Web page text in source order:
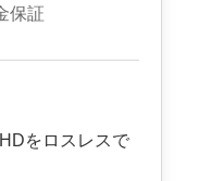
保証
をロスレスで